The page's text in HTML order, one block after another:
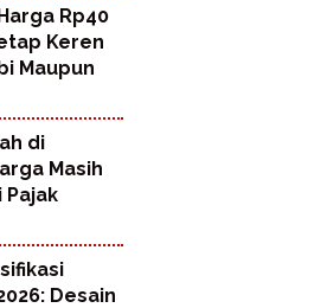
Rp40
Keren
Maupun
di
Masih
Pajak
Desain